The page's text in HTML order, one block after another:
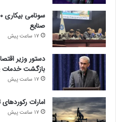
صنایع
17 ساعت پیش
دستور وزیر
بازگشت خدمات
17 ساعت پیش
امارات
17 ساعت پیش